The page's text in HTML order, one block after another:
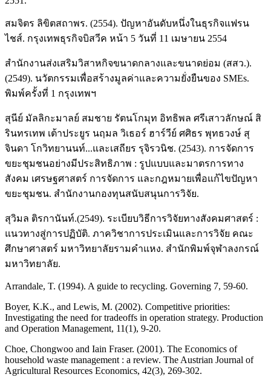
สมจิตร ลิขิตสถาพร. (2554). ปัญหาอันดับหนึ่งในธุรกิจแฟรน
ไชส์. กรุงเทพธุรกิจบิสวีค หน้า 5 วันที่ 11 เมษายน 2554
สำนักงานส่งเสริมวิสาหกิจขนาดกลางและขนาดย่อม (สสว.).
(2549). นวัตกรรมเพื่อสร้างมูลค่าและความยั่งยืนของ SMEs.
พิมพ์ครั้งที่ 1 กรุงเทพฯ
สุนีย์ มัลลิกะมาลย์ สมชาย รัตนโกมุท อิทธิพล ศรีเสาวลักษณ์ สิ
รินทรเทพ เต้าประยูร นฤมล วิเธอร์ ฮาร์วีย์ ศศิธร พุทธวงษ์ สุ
จินดา โกวิทยานนท์...และเสถียร รุจิรวนิช. (2543). การจัดการ
ขยะชุมชนอย่างมีประสิทธิภาพ : รูปแบบและมาตรการทาง
สังคม เศรษฐศาสตร์ การจัดการ และกฎหมายเพื่อแก้ไขปัญหา
ขยะชุมชน. สำนักงานกองทุนสนับสนุนการวิจัย.
สุวิมล ติรกานันท์.(2549). ระเบียบวิธีการวิจัยทางสังคมศาสตร์ :
แนวทางสู่การปฏิบัติ. ภาควิชาการประเมินและการวิจัย คณะ
ศึกษาศาสตร์ มหาวิทยาลัยรามคำแหง. สำนักพิมพ์จุฬาลงกรณ์
มหาวิทยาลัย.
Arrandale, T. (1994). A guide to recycling. Governing 7, 59-60.
Boyer, K.K., and Lewis, M. (2002). Competitive priorities:
Investigating the need for tradeoffs in operation strategy. Production
and Operation Management, 11(1), 9-20.
Choe, Chongwoo and Iain Fraser. (2001). The Economics of
household waste management : a review. The Austrian Journal of
Agricultural Resources Economics, 42(3), 269-302.